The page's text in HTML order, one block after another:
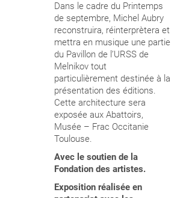
Dans le cadre du Printemps
de septembre, Michel Aubry
reconstruira, réinterprètera et
mettra en musique une partie
du Pavillon de l’URSS de
Melnikov tout
particulièrement destinée à la
présentation des éditions.
Cette architecture sera
exposée aux Abattoirs,
Musée – Frac Occitanie
Toulouse.
Avec le soutien de la
Fondation des artistes.
Exposition réalisée en